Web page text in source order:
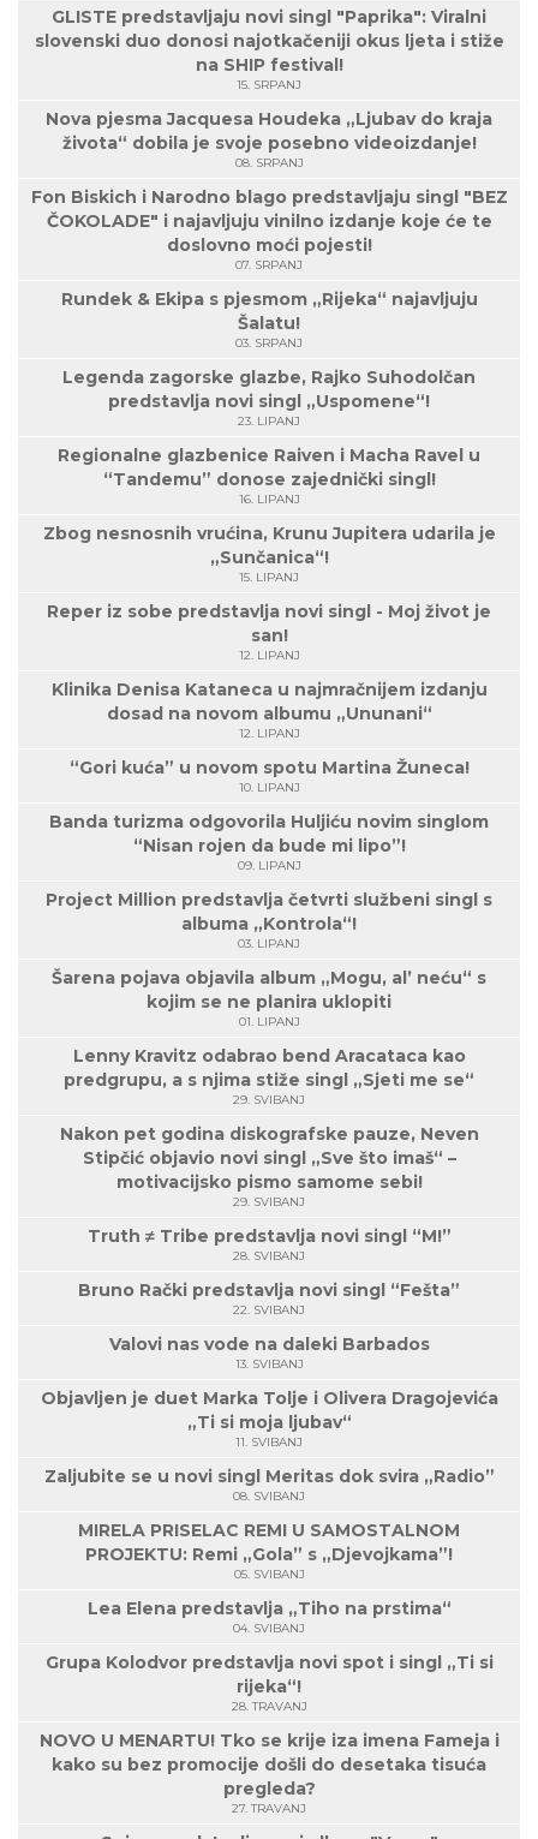
GLISTE predstavljaju novi singl "Paprika": Viralni
slovenski duo donosi najotkačeniji okus ljeta i stiže
na SHIP festival!
15. SRPANJ
Nova pjesma Jacquesa Houdeka „Ljubav do kraja
života“ dobila je svoje posebno videoizdanje!
08. SRPANJ
Fon Biskich i Narodno blago predstavljaju singl "BEZ
ČOKOLADE" i najavljuju vinilno izdanje koje će te
doslovno moći pojesti!
07. SRPANJ
Rundek & Ekipa s pjesmom „Rijeka“ najavljuju
Šalatu!
03. SRPANJ
Legenda zagorske glazbe, Rajko Suhodolčan
predstavlja novi singl „Uspomene“!
23. LIPANJ
Regionalne glazbenice Raiven i Macha Ravel u
“Tandemu” donose zajednički singl!
16. LIPANJ
Zbog nesnosnih vrućina, Krunu Jupitera udarila je
„Sunčanica“!
15. LIPANJ
Reper iz sobe predstavlja novi singl - Moj život je
san!
12. LIPANJ
Klinika Denisa Kataneca u najmračnijem izdanju
dosad na novom albumu „Ununani“
12. LIPANJ
“Gori kuća” u novom spotu Martina Žuneca!
10. LIPANJ
Banda turizma odgovorila Huljiću novim singlom
“Nisan rojen da bude mi lipo”!
09. LIPANJ
Project Million predstavlja četvrti službeni singl s
albuma „Kontrola“!
03. LIPANJ
Šarena pojava objavila album „Mogu, al’ neću“ s
kojim se ne planira uklopiti
01. LIPANJ
Lenny Kravitz odabrao bend Aracataca kao
predgrupu, a s njima stiže singl „Sjeti me se“
29. SVIBANJ
Nakon pet godina diskografske pauze, Neven
Stipčić objavio novi singl „Sve što imaš“ –
motivacijsko pismo samome sebi!
29. SVIBANJ
Truth ≠ Tribe predstavlja novi singl “M!”
28. SVIBANJ
Bruno Rački predstavlja novi singl “Fešta”
22. SVIBANJ
Valovi nas vode na daleki Barbados
13. SVIBANJ
Objavljen je duet Marka Tolje i Olivera Dragojevića
„Ti si moja ljubav“
11. SVIBANJ
Zaljubite se u novi singl Meritas dok svira „Radio”
08. SVIBANJ
MIRELA PRISELAC REMI U SAMOSTALNOM
PROJEKTU: Remi „Gola” s „Djevojkama”!
05. SVIBANJ
Lea Elena predstavlja „Tiho na prstima“
04. SVIBANJ
Grupa Kolodvor predstavlja novi spot i singl „Ti si
rijeka“!
28. TRAVANJ
NOVO U MENARTU! Tko se krije iza imena Fameja i
kako su bez promocije došli do desetaka tisuća
pregleda?
27. TRAVANJ